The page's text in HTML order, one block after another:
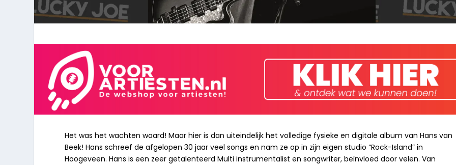
Het was het wachten waard! Maar hier is dan uiteindelijk het volledige fysieke en digitale album van Hans van
Beek! Hans schreef de afgelopen 30 jaar veel songs en nam ze op in zijn eigen studio “Rock-Island” in
Hoogeveen. Hans is een zeer getalenteerd Multi instrumentalist en songwriter, beïnvloed door velen. Van